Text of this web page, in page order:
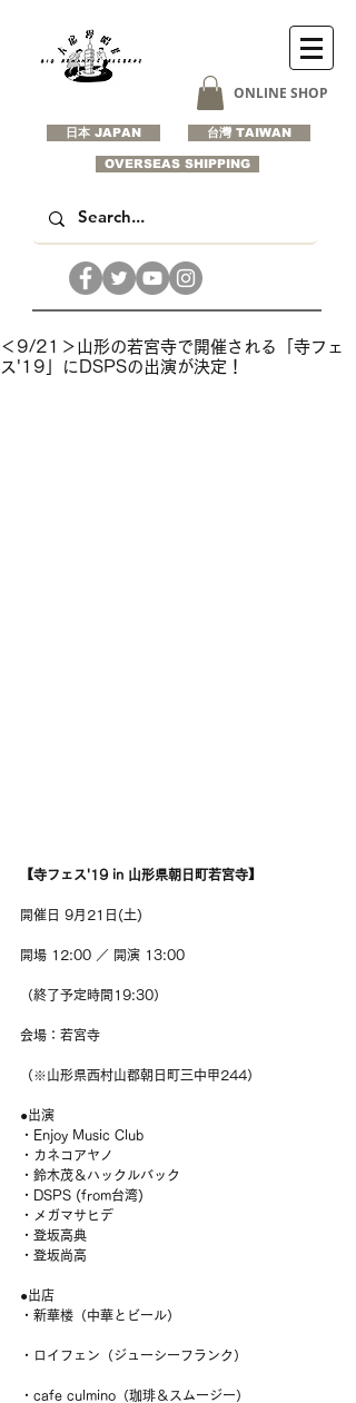
日本 JAPAN
ONLINE SHOP
台灣 TAIWAN
OVERSEAS SHIPPING
＜9/21＞山形の若宮寺で開催される「寺フェ
ス'19」にDSPSの出演が決定！
【寺フェス'19 in 山形県朝日町若宮寺】
開催日 9月21日(土)
開場 12:00 ／ 開演 13:00
（終了予定時間19:30）
会場：若宮寺
（※山形県西村山郡朝日町三中甲244）
●出演
・Enjoy Music Club
・カネコアヤノ
・鈴木茂＆ハックルバック
・DSPS (from台湾)
・メガマサヒデ
・登坂高典
・登坂尚高
●出店
・新華楼（中華とビール）
・ロイフェン（ジューシーフランク）
・cafe culmino（珈琲＆スムージー）